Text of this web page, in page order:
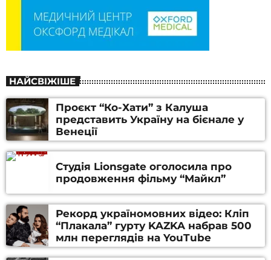
НАЙСВІЖІШЕ
Проєкт “Ко-Хати” з Калуша
представить Україну на бієнале у
Венеції
Студія Lionsgate оголосила про
продовження фільму “Майкл”
Рекорд україномовних відео: Кліп
“Плакала” гурту KAZKA набрав 500
млн переглядів на YouTube